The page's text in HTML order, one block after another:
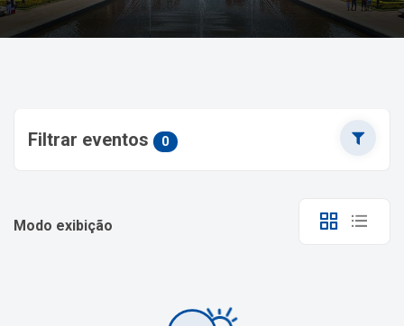
Filtrar eventos 0
Modo exibição